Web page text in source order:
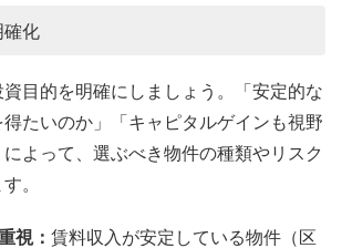
確化
資目的を明確にしましょう。「安定的な
たいのか」「キャピタルゲインも視野
よって、選ぶべき物件の種類やリスク
。
視： 賃料収入が安定している物件（区